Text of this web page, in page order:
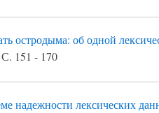
остродыма: об одной
151 - 170
надежности лексических